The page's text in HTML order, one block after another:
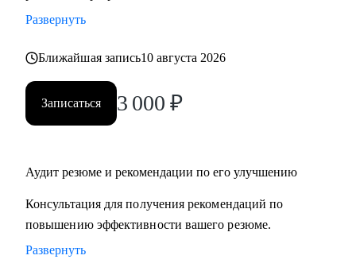
Развернуть
Ближайшая запись10 августа 2026
Записаться 3 000 ₽
Аудит резюме и рекомендации по его улучшению
Консультация для получения рекомендаций по
повышению эффективности вашего резюме.
Развернуть